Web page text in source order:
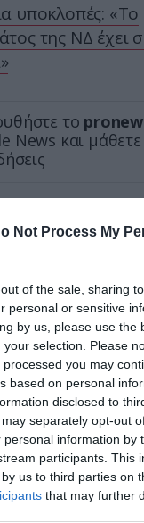
Not Process My
of the sale, sharing
personal or sensitive
by us, please use the
selection. Please
you may
based on personal
disclosed to
separately opt-out
personal information by
participants. This
us to third parties on
that may further
υποκλοπές: «Το
της ΝΔ έχει
το
News και
ΝΔ
στο